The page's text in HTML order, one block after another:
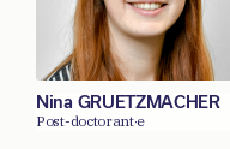
Nina GRUETZMACHER
Post-doctorant·e